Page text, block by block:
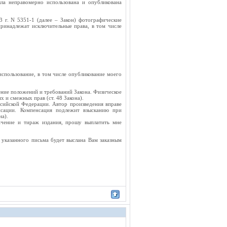
использована и опубликована
N 5351-1 (далее – Закон) фотографические
исключительные права, в том числе
в том числе опубликование моего
положений и требований Закона. Физическое
и смежных прав (ст. 48 Закона).
Федерации. Автор произведения вправе
Компенсация подлежит взысканию при
и тираж издания, прошу выплатить мне
письма будет выслана Вам заказным